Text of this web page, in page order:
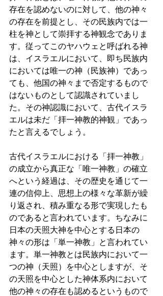
存在を認めないのに対して、他の神々
の存在を前提とし、その民族内では一
柱を神として崇拝する神観念でありま
す。従ってこのヤハウェと呼ばれる神
は、イスラエルにおいて、即ち民族内
においては唯一の神（民族神）であっ
ても、他国の神々まで否定するもので
はないものとして認識されていまし
た。その神認識において、古代イスラ
エルは未だ「拝一神教的神観」であっ
たと言えるでしょう。
古代イスラエルにおける「拝一神教」
の成立から真正な「唯一神教」の確立
へという経過は、その歴史を通じて一
連の信仰上、思想上の様々な革新が繰
り返され、積み重なる形で実現したも
のであると言われています。ちなみに
日本の天照大神を中心とする日本の
神々の形は「単一神教」と言われてい
ます。単一神教とは民族内において一
つの神（天照）を中心としますが、そ
の天照を中心とした神体系内において
他の神々の存在も認めるというもので